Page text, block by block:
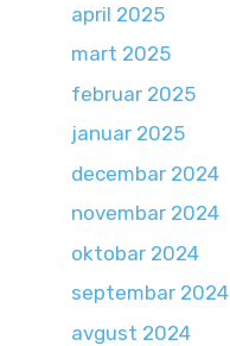
april 2025
mart 2025
februar 2025
januar 2025
decembar 2024
novembar 2024
oktobar 2024
septembar 2024
avgust 2024